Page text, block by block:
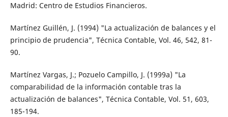
Madrid: Centro de Estudios Financieros.
Martínez Guillén, J. (1994) "La actualización de balances y el
principio de prudencia", Técnica Contable, Vol. 46, 542, 81-
90.
Martínez Vargas, J.; Pozuelo Campillo, J. (1999a) "La
comparabilidad de la información contable tras la
actualización de balances", Técnica Contable, Vol. 51, 603,
185-194.